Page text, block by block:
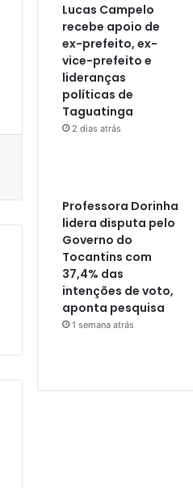
Lucas Campelo
recebe apoio de
ex-prefeito, ex-
vice-prefeito e
lideranças
políticas de
Taguatinga
2 dias atrás
Professora Dorinha
lidera disputa pelo
Governo do
Tocantins com
37,4% das
intenções de voto,
aponta pesquisa
1 semana atrás